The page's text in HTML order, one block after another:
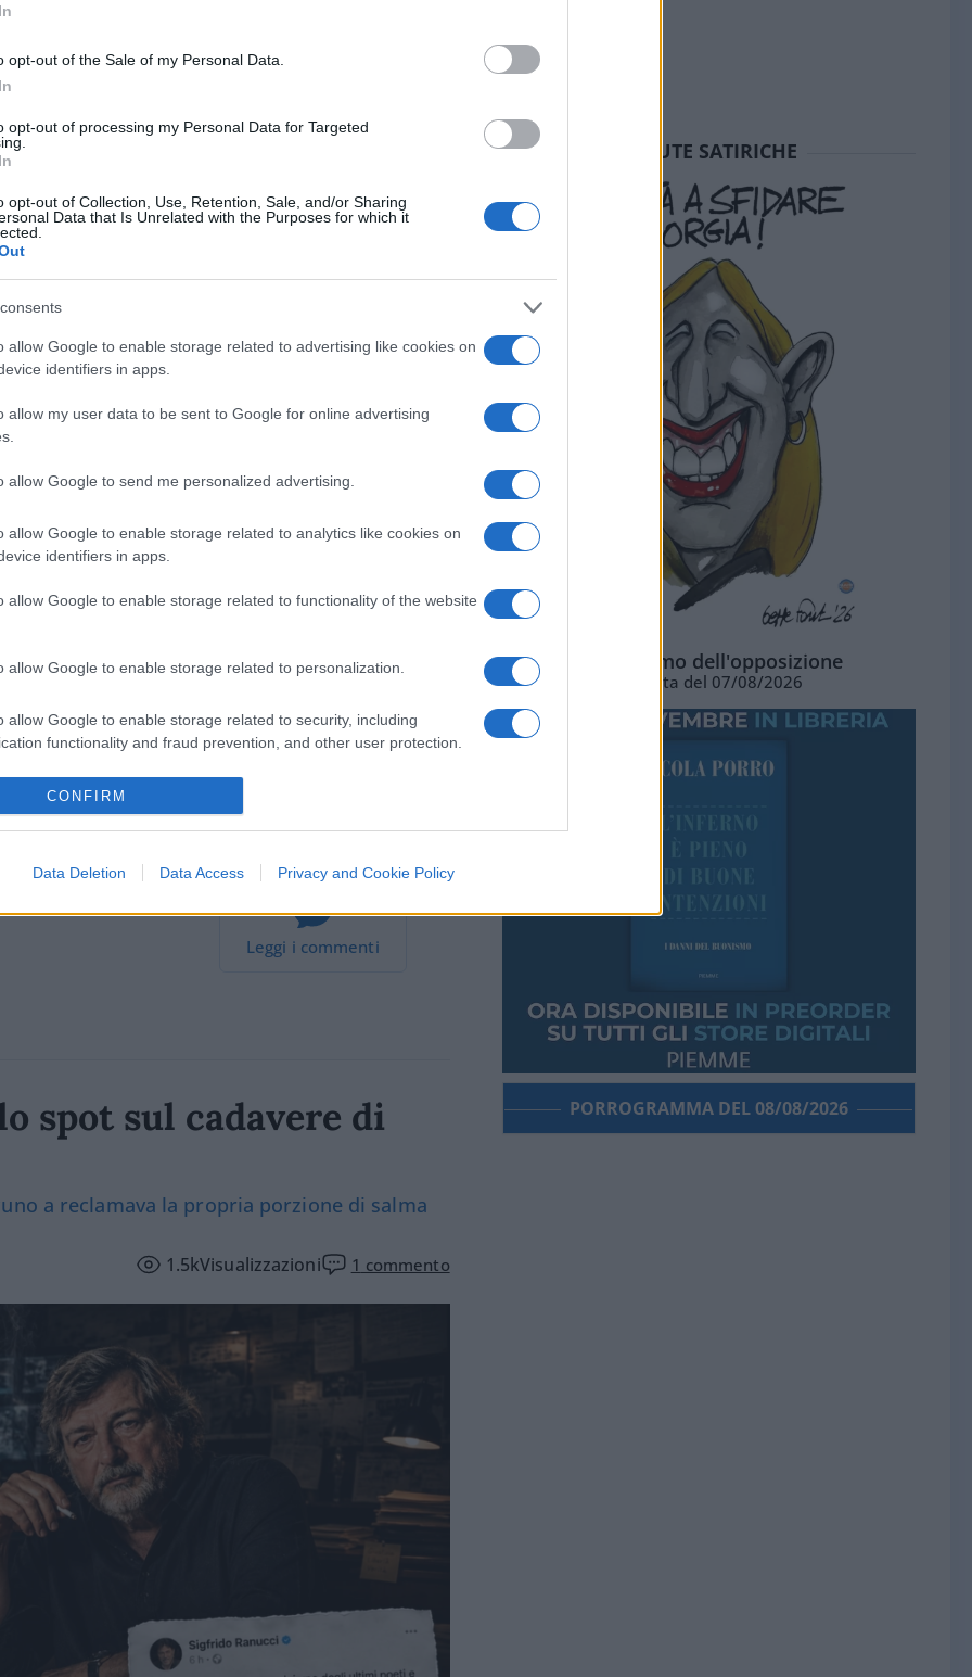
opt-out of the Sale of my Personal Data.
opt-out of processing my Personal Data for Targeted
opt-out of Collection, Use, Retention, Sale, and/or Sharing
Data that Is Unrelated with the Purposes for which it
allow Google to enable storage related to advertising like cookies on
identifiers in apps.
allow my user data to be sent to Google for online advertising
allow Google to send me personalized advertising.
allow Google to enable storage related to analytics like cookies on
identifiers in apps.
allow Google to enable storage related to functionality of the website
allow Google to enable storage related to personalization.
allow Google to enable storage related to security, including
functionality and fraud prevention, and other user protection.
CONFIRM
Data Deletion Data Access Privacy and Cookie Policy
divertiamo a prenderlo un po’ in giro per
partito.
le candidature del campo largo, si è
da 20 anni, Meloni si abitui. Ma Meloni,
bene, conun’opposizione che non ha
patente populismo a buon mercato, tipo il
sanità in sofferenza dopo che ha
sa cosa dire sull’Ucraina e che, su Gaza,
confondendolo col senso comune,
degli italiani.
o riconquistare. I risultati del voto non
prendere atto di eventuali sconfitte
dalla Salis a Mimmo Lucano, passando
che farebbero le scarpe a Elly, c’è da
a Palazzo Chigi. Anche perché
destra litiga per le poltrone”, ha detto
sono diventati già fascisti?
cliccare quiper iscriversi al canale ed
28
Leggi i commenti
spot sul cadavere di
a reclamava la propria porzione di salma
1.5kVisualizzazioni 1 commento
SEDUTE SATIRICHE
L'ottimismo dell'opposizione
Vignetta del 07/08/2026
PORROGRAMMA DEL 08/08/2026